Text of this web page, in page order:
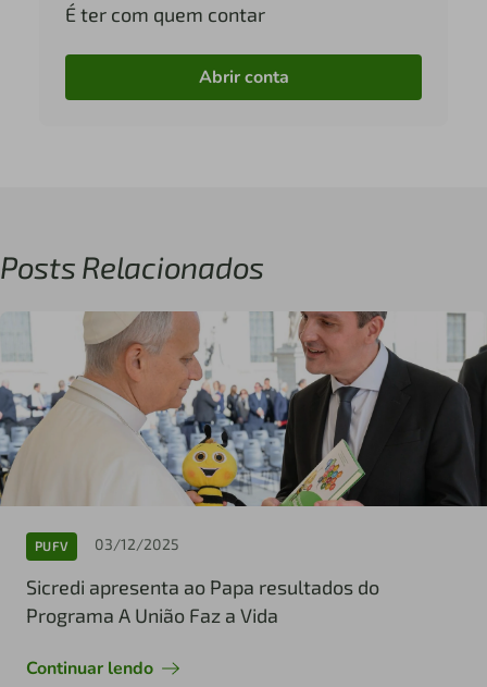
É ter com quem contar
Abrir conta
Posts Relacionados
PUFV 03/12/2025
Sicredi apresenta ao Papa resultados do
Programa A União Faz a Vida
Continuar lendo